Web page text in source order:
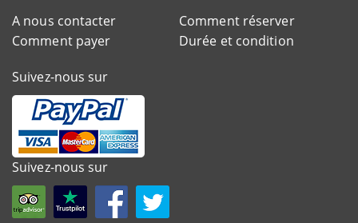
A nous contacter
Comment réserver
Comment payer
Durée et condition
Suivez-nous sur
Suivez-nous sur